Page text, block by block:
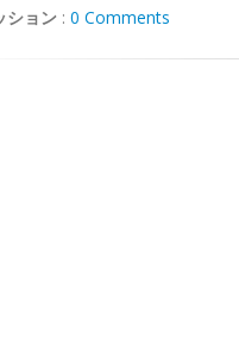
ション : 0 Comments